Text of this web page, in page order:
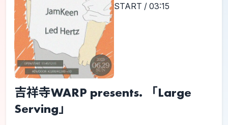
START / 03:15
吉祥寺WARP presents. 「Large
Serving」